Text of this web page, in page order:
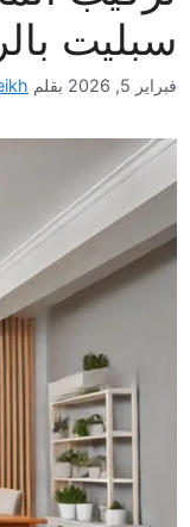
سبليت
فبراير 5, 2026 بقلم